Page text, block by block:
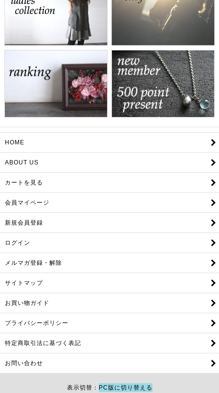
HOME
ABOUT US
カートを見る
会員マイページ
新規会員登録
ログイン
メルマガ登録・解除
サイトマップ
お買い物ガイド
プライバシーポリシー
特定商取引法に基づく表記
お問い合わせ
表示切替 PC版に切り替える